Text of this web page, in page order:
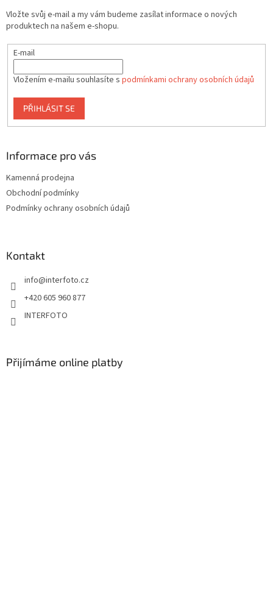
Vložte svůj e-mail a my vám budeme zasílat informace o nových
produktech na našem e-shopu.
E-mail
Vložením e-mailu souhlasíte s podmínkami ochrany osobních údajů
PŘIHLÁSIT SE
Informace pro vás
Kamenná prodejna
Obchodní podmínky
Podmínky ochrany osobních údajů
Kontakt
info@interfoto.cz
+420 605 960 877
INTERFOTO
Přijímáme online platby